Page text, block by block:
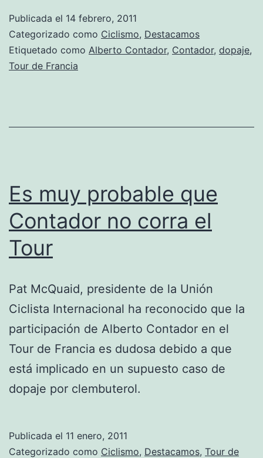
la
Real
Federación
Ciclismo
Publicada el 14 febrero, 2011
Categorizado como Ciclismo, Destacamos
Etiquetado como Alberto Contador, Contador, dopaje,
Tour de Francia
Es muy probable que
Contador no corra el
Tour
Pat McQuaid, presidente de la Unión
Ciclista Internacional ha reconocido que la
participación de Alberto Contador en el
Tour de Francia es dudosa debido a que
está implicado en un supuesto caso de
dopaje por clembuterol.
Publicada el 11 enero, 2011
Categorizado como Ciclismo, Destacamos, Tour de